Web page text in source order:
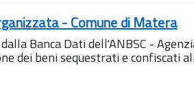
- Comune di Matera
Banca Dati dell'ANBSC -
dei beni sequestrati e confiscati